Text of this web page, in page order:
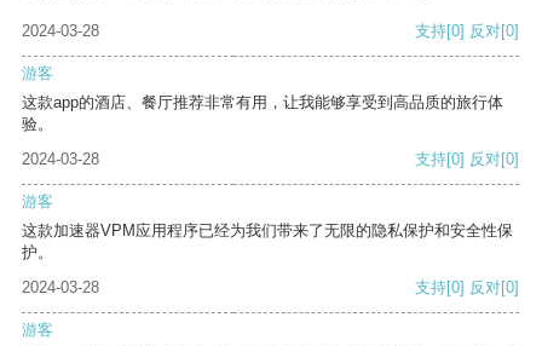
2024-03-28 支持[0] 反对[0]
游客
这款app的酒店、餐厅推荐非常有用，让我能够享受到高品质的旅行体
验。
2024-03-28
支持[0] 反对[0]
游客
这款加速器VPM应用程序已经为我们带来了无限的隐私保护和安全性保
护。
2024-03-28
支持[0] 反对[0]
游客